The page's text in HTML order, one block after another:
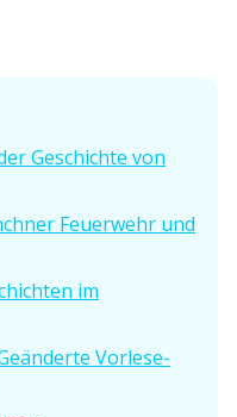
r
:
t
a
:
Geschichte von
Feuerwehr und
im
Vorle­se­